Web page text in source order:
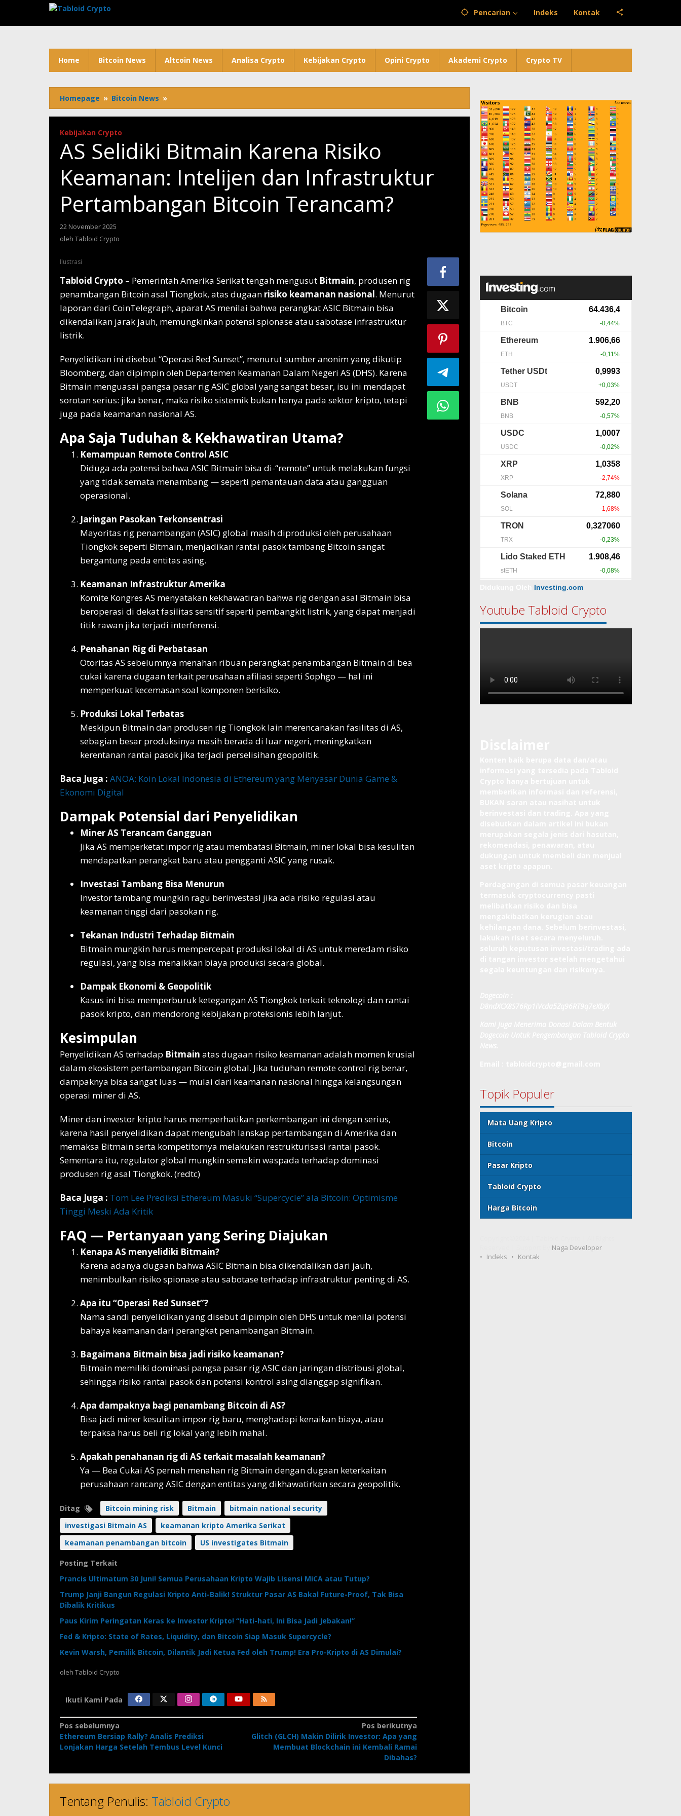
konten
Pencarian Indeks Kontak
Home Bitcoin News Altcoin News Analisa Crypto Kebijakan Crypto Opini Crypto Akademi Crypto Crypto TV
Homepage » Bitcoin News »
Selidiki
Bitmain
Keamanan:
Intelijen
dan
Infrastruktur
Bitcoin
Terancam?
Kebijakan Crypto
AS Selidiki Bitmain Karena Risiko
Keamanan: Intelijen dan Infrastruktur
Pertambangan Bitcoin Terancam?
22 November 2025
oleh Tabloid Crypto
Ilustrasi
Tabloid Crypto – Pemerintah Amerika Serikat tengah mengusut Bitmain, produsen rig
penambangan Bitcoin asal Tiongkok, atas dugaan risiko keamanan nasional. Menurut
laporan dari CoinTelegraph, aparat AS menilai bahwa perangkat ASIC Bitmain bisa
dikendalikan jarak jauh, memungkinkan potensi spionase atau sabotase infrastruktur
listrik.
Penyelidikan ini disebut “Operasi Red Sunset”, menurut sumber anonim yang dikutip
Bloomberg, dan dipimpin oleh Departemen Keamanan Dalam Negeri AS (DHS). Karena
Bitmain menguasai pangsa pasar rig ASIC global yang sangat besar, isu ini mendapat
sorotan serius: jika benar, maka risiko sistemik bukan hanya pada sektor kripto, tetapi
juga pada keamanan nasional AS.
Apa Saja Tuduhan & Kekhawatiran Utama?
Kemampuan Remote Control ASIC
Diduga ada potensi bahwa ASIC Bitmain bisa di-“remote” untuk melakukan fungsi
yang tidak semata menambang — seperti pemantauan data atau gangguan
operasional.
Jaringan Pasokan Terkonsentrasi
Mayoritas rig penambangan (ASIC) global masih diproduksi oleh perusahaan
Tiongkok seperti Bitmain, menjadikan rantai pasok tambang Bitcoin sangat
bergantung pada entitas asing.
Keamanan Infrastruktur Amerika
Komite Kongres AS menyatakan kekhawatiran bahwa rig dengan asal Bitmain bisa
beroperasi di dekat fasilitas sensitif seperti pembangkit listrik, yang dapat menjadi
titik rawan jika terjadi interferensi.
Penahanan Rig di Perbatasan
Otoritas AS sebelumnya menahan ribuan perangkat penambangan Bitmain di bea
cukai karena dugaan terkait perusahaan afiliasi seperti Sophgo — hal ini
memperkuat kecemasan soal komponen berisiko.
Produksi Lokal Terbatas
Meskipun Bitmain dan produsen rig Tiongkok lain merencanakan fasilitas di AS,
sebagian besar produksinya masih berada di luar negeri, meningkatkan
kerentanan rantai pasok jika terjadi perselisihan geopolitik.
Baca Juga : ANOA: Koin Lokal Indonesia di Ethereum yang Menyasar Dunia Game &
Ekonomi Digital
Dampak Potensial dari Penyelidikan
Miner AS Terancam Gangguan
Jika AS memperketat impor rig atau membatasi Bitmain, miner lokal bisa kesulitan
mendapatkan perangkat baru atau pengganti ASIC yang rusak.
Investasi Tambang Bisa Menurun
Investor tambang mungkin ragu berinvestasi jika ada risiko regulasi atau
keamanan tinggi dari pasokan rig.
Tekanan Industri Terhadap Bitmain
Bitmain mungkin harus mempercepat produksi lokal di AS untuk meredam risiko
regulasi, yang bisa menaikkan biaya produksi secara global.
Dampak Ekonomi & Geopolitik
Kasus ini bisa memperburuk ketegangan AS Tiongkok terkait teknologi dan rantai
pasok kripto, dan mendorong kebijakan proteksionis lebih lanjut.
Kesimpulan
Penyelidikan AS terhadap Bitmain atas dugaan risiko keamanan adalah momen krusial
dalam ekosistem pertambangan Bitcoin global. Jika tuduhan remote control rig benar,
dampaknya bisa sangat luas — mulai dari keamanan nasional hingga kelangsungan
operasi miner di AS.
Miner dan investor kripto harus memperhatikan perkembangan ini dengan serius,
karena hasil penyelidikan dapat mengubah lanskap pertambangan di Amerika dan
memaksa Bitmain serta kompetitornya melakukan restrukturisasi rantai pasok.
Sementara itu, regulator global mungkin semakin waspada terhadap dominasi
produsen rig asal Tiongkok. (redtc)
Baca Juga : Tom Lee Prediksi Ethereum Masuki “Supercycle” ala Bitcoin: Optimisme
Tinggi Meski Ada Kritik
FAQ — Pertanyaan yang Sering Diajukan
Kenapa AS menyelidiki Bitmain?
Karena adanya dugaan bahwa ASIC Bitmain bisa dikendalikan dari jauh,
menimbulkan risiko spionase atau sabotase terhadap infrastruktur penting di AS.
Apa itu “Operasi Red Sunset”?
Nama sandi penyelidikan yang disebut dipimpin oleh DHS untuk menilai potensi
bahaya keamanan dari perangkat penambangan Bitmain.
Bagaimana Bitmain bisa jadi risiko keamanan?
Bitmain memiliki dominasi pangsa pasar rig ASIC dan jaringan distribusi global,
sehingga risiko rantai pasok dan potensi kontrol asing dianggap signifikan.
Apa dampaknya bagi penambang Bitcoin di AS?
Bisa jadi miner kesulitan impor rig baru, menghadapi kenaikan biaya, atau
terpaksa harus beli rig lokal yang lebih mahal.
Apakah penahanan rig di AS terkait masalah keamanan?
Ya — Bea Cukai AS pernah menahan rig Bitmain dengan dugaan keterkaitan
perusahaan rancang ASIC dengan entitas yang dikhawatirkan secara geopolitik.
Ditag Bitcoin mining risk Bitmain
bitmain national security
investigasi Bitmain AS
keamanan kripto Amerika Serikat
keamanan penambangan bitcoin
US investigates Bitmain
Posting Terkait
Prancis Ultimatum 30 Juni! Semua Perusahaan Kripto Wajib Lisensi MiCA atau Tutup?
Trump Janji Bangun Regulasi Kripto Anti-Balik! Struktur Pasar AS Bakal Future-Proof, Tak Bisa
Dibalik Kritikus
Paus Kirim Peringatan Keras ke Investor Kripto! “Hati-hati, Ini Bisa Jadi Jebakan!”
Fed & Kripto: State of Rates, Liquidity, dan Bitcoin Siap Masuk Supercycle?
Kevin Warsh, Pemilik Bitcoin, Dilantik Jadi Ketua Fed oleh Trump! Era Pro-Kripto di AS Dimulai?
oleh Tabloid Crypto
Ikuti Kami Pada
Navigasi
pos
Pos sebelumnya
Ethereum Bersiap Rally? Analis Prediksi
Lonjakan Harga Setelah Tembus Level Kunci
Pos berikutnya
Glitch (GLCH) Makin Dilirik Investor: Apa yang
Membuat Blockchain ini Kembali Ramai
Dibahas?
Tentang Penulis: Tabloid Crypto
Investing.com
Youtube Tabloid Crypto
Topik Populer
Mata Uang Kripto
Bitcoin
Pasar Kripto
Tabloid Crypto
Harga Bitcoin
Naga Developer
Indeks
Kontak